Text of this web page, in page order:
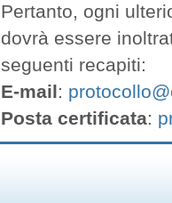
Pertanto, ogni
dovrà essere
seguenti recapiti:
E-mail:
Posta certificata: